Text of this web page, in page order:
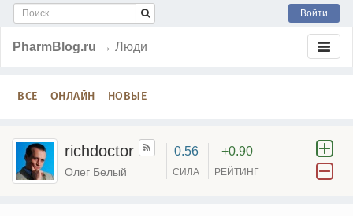
Войти
PharmBlog.ru → Люди
ВСЕ ОНЛАЙН НОВЫЕ
richdoctor
Олег Белый
0.56
СИЛА
+0.90
РЕЙТИНГ